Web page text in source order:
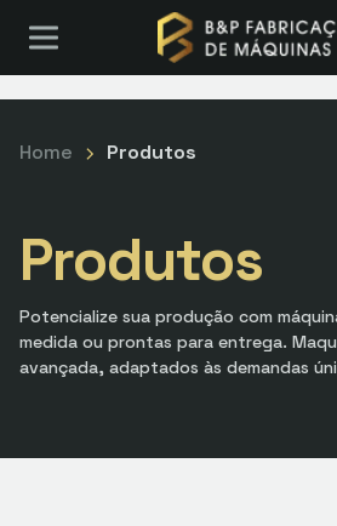
Home Produtos
Produtos
Potencialize sua produção com
medida ou prontas para entrega.
avançada, adaptados às demandas